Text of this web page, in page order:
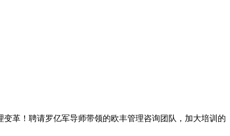
革！聘请罗亿军导师带领的欧丰管理咨询团队，加大培训的